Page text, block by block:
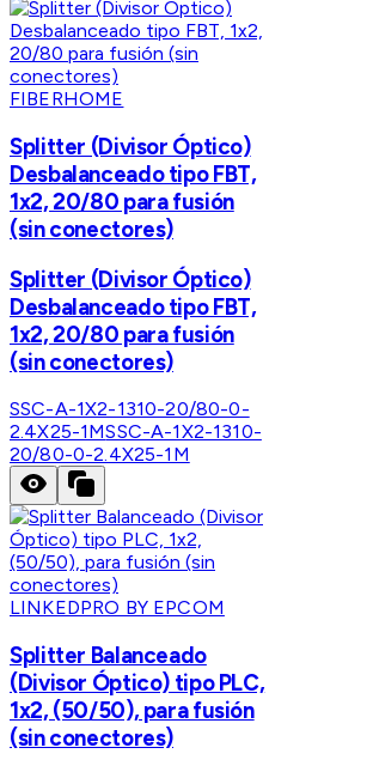
FIBERHOME
Splitter (Divisor Óptico)
Desbalanceado tipo FBT,
1x2, 20/80 para fusión
(sin conectores)
Splitter (Divisor Óptico)
Desbalanceado tipo FBT,
1x2, 20/80 para fusión
(sin conectores)
SSC-A-1X2-1310-20/80-0-
2.4X25-1MSSC-A-1X2-1310-
20/80-0-2.4X25-1M
LINKEDPRO BY EPCOM
Splitter Balanceado
(Divisor Óptico) tipo PLC,
1x2, (50/50), para fusión
(sin conectores)